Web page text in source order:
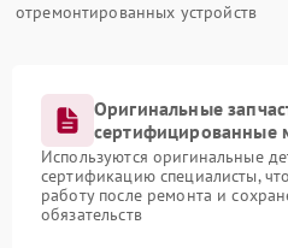
отремонтированных устройств
Оригинальные
сертифицированные
Используются оригинальные
сертификацию специалисты,
работу после ремонта и
обязательств